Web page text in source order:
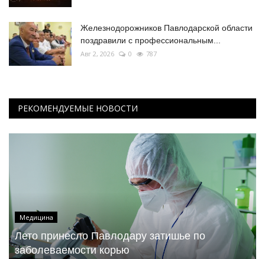
Железнодорожников Павлодарской области
поздравили с профессиональным...
Авг 2, 2026 0 787
РЕКОМЕНДУЕМЫЕ НОВОСТИ
Медицина
Лето принесло Павлодару затишье по
заболеваемости корью